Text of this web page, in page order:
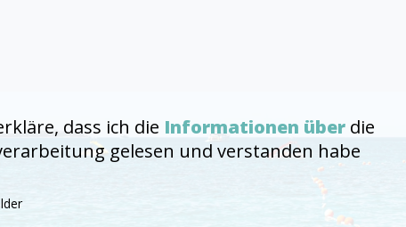
dass ich die Informationen über die
gelesen und verstanden habe
Bitte lasse dieses Feld leer.